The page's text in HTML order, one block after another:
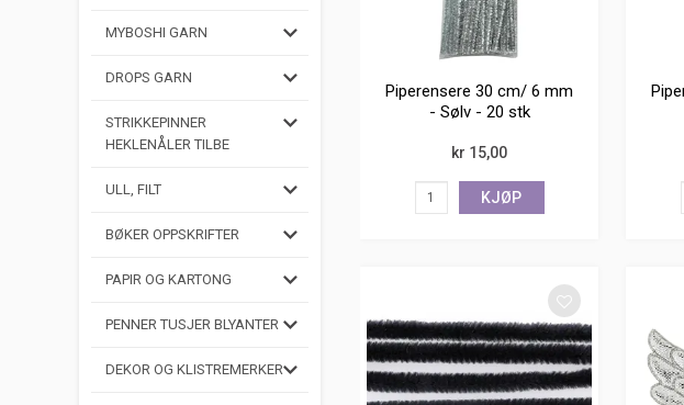
MYBOSHI GARN
DROPS GARN
STRIKKEPINNER
HEKLENÅLER TILBE
ULL, FILT
BØKER OPPSKRIFTER
PAPIR OG KARTONG
PENNER TUSJER BLYANTER
DEKOR OG KLISTREMERKER
Piperensere 30 cm/ 6 mm
- Sølv - 20 stk
kr 15,00
KJØP